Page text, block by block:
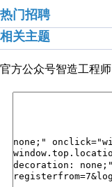
热门招聘
相关主题
官方公众号智造工程师